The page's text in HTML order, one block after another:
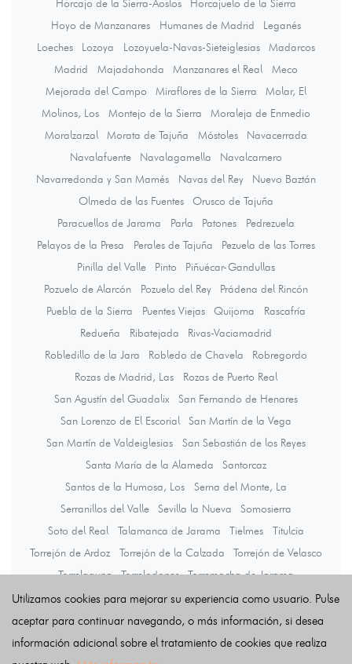
Horcajo de la Sierra-Aoslos
Horcajuelo de la Sierra
Hoyo de Manzanares
Humanes de Madrid
Leganés
Loeches
Lozoya Lozoyuela-Navas-Sieteiglesias
Madarcos
Madrid
Majadahonda Manzanares el Real
Meco
Mejorada del Campo
Miraflores de la Sierra
Molar, El
Molinos, Los
Montejo de la Sierra
Moraleja de Enmedio
Moralzarzal
Morata de Tajuña Móstoles
Navacerrada
Navalafuente
Navalagamella
Navalcarnero
Navarredonda y San Mamés
Navas del Rey
Nuevo Baztán
Olmeda de las Fuentes
Orusco de Tajuña
Paracuellos de Jarama
Parla Patones
Pedrezuela
Pelayos de la Presa
Perales de Tajuña
Pezuela de las Torres
Pinilla del Valle
Pinto
Piñuécar-Gandullas
Pozuelo de Alarcón
Pozuelo del Rey
Prádena del Rincón
Puebla de la Sierra
Puentes Viejas Quijorna
Rascafría
Redueña
Ribatejada
Rivas-Vaciamadrid
Robledillo de la Jara
Robledo de Chavela
Robregordo
Rozas de Madrid, Las
Rozas de Puerto Real
San Agustín del Guadalix
San Fernando de Henares
San Lorenzo de El Escorial
San Martín de la Vega
San Martín de Valdeiglesias
San Sebastián de los Reyes
Santa María de la Alameda
Santorcaz
Santos de la Humosa, Los
Serna del Monte, La
Serranillos del Valle
Sevilla la Nueva
Somosierra
Soto del Real
Talamanca de Jarama Tielmes
Titulcia
Torrejón de Ardoz
Torrejón de la Calzada
Torrejón de Velasco
Torrelaguna
Torrelodones
Torremocha de Jarama
Torres de la Alameda
Tres Cantos Valdaracete
Valdeavero
Valdelaguna
Valdemanco Valdemaqueda
Valdemorillo
Valdemoro
Valdeolmos-Alalpardo
Valdepiélagos
Utilizamos cookies para mejorar su experiencia como usuario. Pulse
aceptar para continuar navegando, o más información, si desea
información adicional sobre el tratamiento de cookies que realiza